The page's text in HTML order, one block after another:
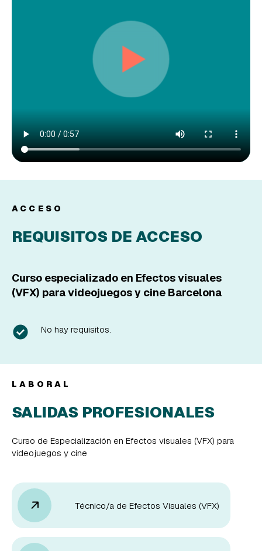
ACCESO
REQUISITOS DE ACCESO
Curso especializado en Efectos visuales
(VFX) para videojuegos y cine Barcelona
No hay requisitos.
LABORAL
SALIDAS PROFESIONALES
Curso de Especialización en Efectos visuales (VFX) para
videojuegos y cine
Técnico/a de Efectos Visuales (VFX)